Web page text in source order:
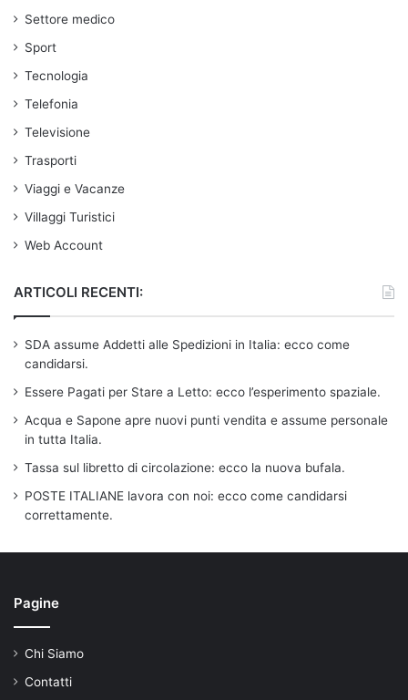
Settore medico
Sport
Tecnologia
Telefonia
Televisione
Trasporti
Viaggi e Vacanze
Villaggi Turistici
Web Account
ARTICOLI RECENTI:
SDA assume Addetti alle Spedizioni in Italia: ecco come
candidarsi.
Essere Pagati per Stare a Letto: ecco l’esperimento spaziale.
Acqua e Sapone apre nuovi punti vendita e assume personale
in tutta Italia.
Tassa sul libretto di circolazione: ecco la nuova bufala.
POSTE ITALIANE lavora con noi: ecco come candidarsi
correttamente.
Pagine
Chi Siamo
Contatti